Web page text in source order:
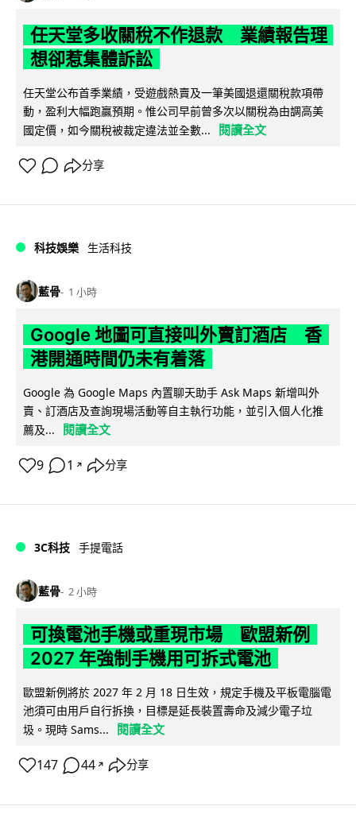
任天堂多收關稅不作退款 業績報告理
想卻惹集體訴訟
任天堂公布首季業績，受遊戲熱賣及一筆美國退還關稅款項帶
動，盈利大幅跑贏預期。惟公司早前曾多次以關稅為由調高美
國定價，如今關稅被裁定違法並全數...
閱讀全文
分享
科技娛樂 生活科技
藍骨 1 小時
Google 地圖可直接叫外賣訂酒店 香
港開通時間仍未有着落
Google 為 Google Maps 內置聊天助手 Ask Maps 新增叫外
賣、訂酒店及查詢現場活動等自主執行功能，並引入個人化推
薦及...
閱讀全文
9 1 ↗ 分享
3C科技 手提電話
藍骨 2 小時
可換電池手機或重現市場 歐盟新例
2027 年強制手機用可拆式電池
歐盟新例將於 2027 年 2 月 18 日生效，規定手機及平板電腦電
池須可由用戶自行拆換，目標是延長裝置壽命及減少電子垃
圾。現時 Sams...
閱讀全文
147 44 ↗ 分享